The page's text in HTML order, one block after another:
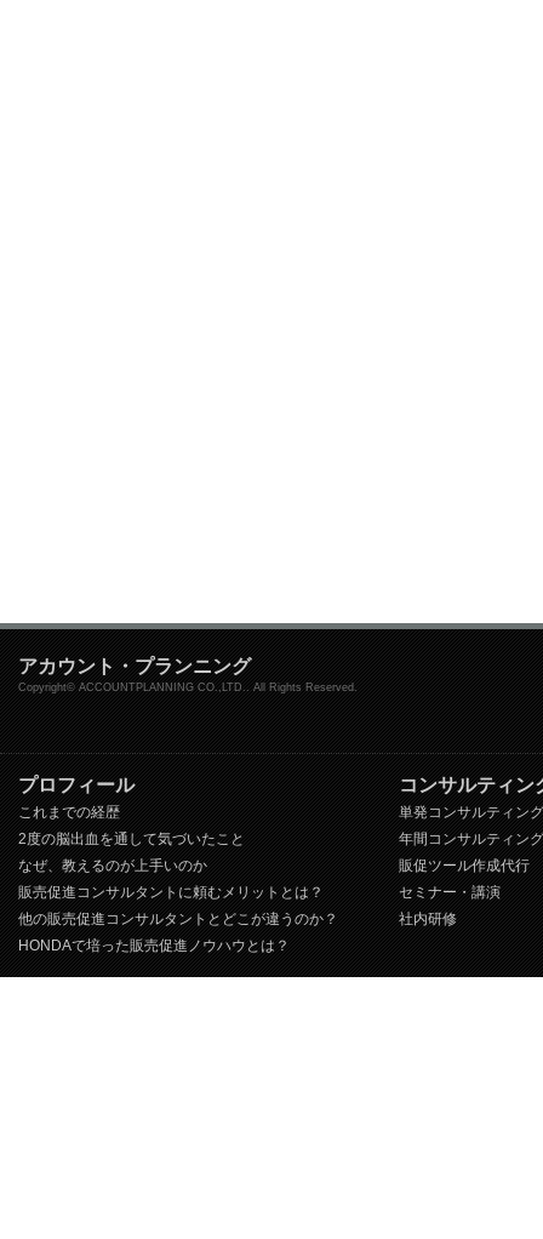
アカウント・プランニング
Copyright© ACCOUNTPLANNING CO.,LTD.. All Rights Reserved.
プロフィール
これまでの経歴
2度の脳出血を通して気づいたこと
なぜ、教えるのが上手いのか
販売促進コンサルタントに頼むメリットとは？
他の販売促進コンサルタントとどこが違うのか？
HONDAで培った販売促進ノウハウとは？
コンサルティン
単発コンサルティング
年間コンサルティング
販促ツール作成代行
セミナー・講演
社内研修